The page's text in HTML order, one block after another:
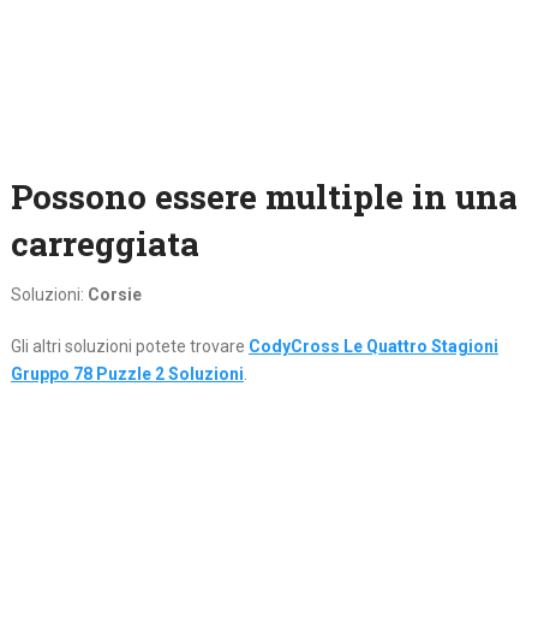
Possono essere multiple in una
carreggiata
Soluzioni: Corsie
Gli altri soluzioni potete trovare CodyCross Le Quattro Stagioni
Gruppo 78 Puzzle 2 Soluzioni.